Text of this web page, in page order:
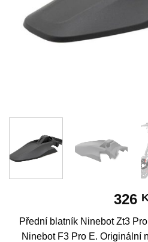
326
Přední blatník Ninebot Zt3
Ninebot F3 Pro E. Originální